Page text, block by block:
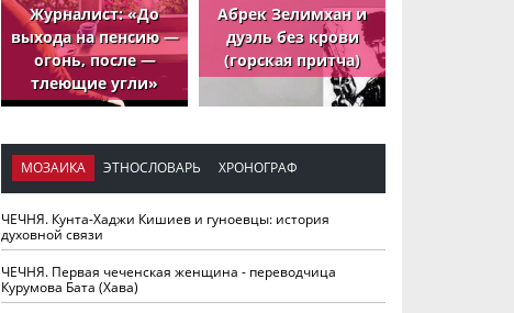
Журналист: «До
выхода на пенсию —
огонь, после —
тлеющие угли»
Абрек Зелимхан и
дуэль без крови
(горская притча)
МОЗАИКА ЭТНОСЛОВАРЬ ХРОНОГРАФ
ЧЕЧНЯ. Кунта-Хаджи Кишиев и гуноевцы: история
духовной связи
ЧЕЧНЯ. Первая чеченская женщина - переводчица
Курумова Бата (Хава)